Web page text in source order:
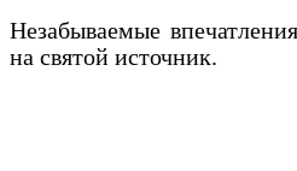
Незабываемые
на святой источник.